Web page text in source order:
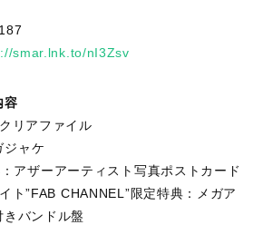
smar.lnk.to/nI3Zsv
容
リアファイル
ャケ
アザーアーティスト写真ポストカード
ト”FAB CHANNEL”限定特典：メガア
バンドル盤